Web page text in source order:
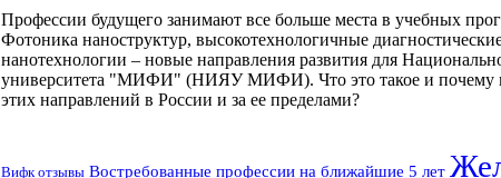
Профессии будущего занимают все больше места в учебных
Фотоника наноструктур, высокотехнологичные
нанотехнологии – новые направления развития для
университета "МИФИ" (НИЯУ МИФИ). Что это такое и почему
этих направлений в России и за ее пределами?
Вифк отзывы Востребованные профессии на ближайшие 5 лет